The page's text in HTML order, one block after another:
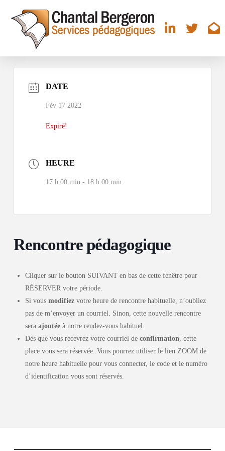
DATE
Fév 17 2022
Expiré!
HEURE
17 h 00 min - 18 h 00 min
Rencontre pédagogique
Cliquer sur le bouton SUIVANT en bas de cette fenêtre pour
RÉSERVER votre période.
Si vousmodifiez votre heure de rencontre habituelle, n’oubliez
pas de m’envoyer un courriel. Sinon, cette nouvelle rencontre
seraajoutée à notre rendez-vous habituel.
Dès que vous recevrez votre courriel deconfirmation, cette
place vous sera réservée. Vous pourrez utiliser le lien ZOOM de
notre heure habituelle pour vous connecter, le code et le numéro
d’identification vous sont réservés.